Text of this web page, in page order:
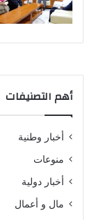
أهم التصنيفات
أخبار وطنية
منوعات
أخبار دولية
مال و أعمال